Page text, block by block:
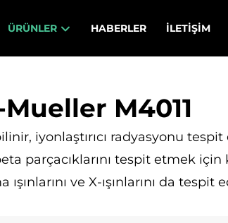
ÜRÜNLER HABERLER İLETIŞIM
M4011
iyonlaştırıcı radyasyonu
parçacıklarını tespit etmek için
ve X-ışınlarını da tespit